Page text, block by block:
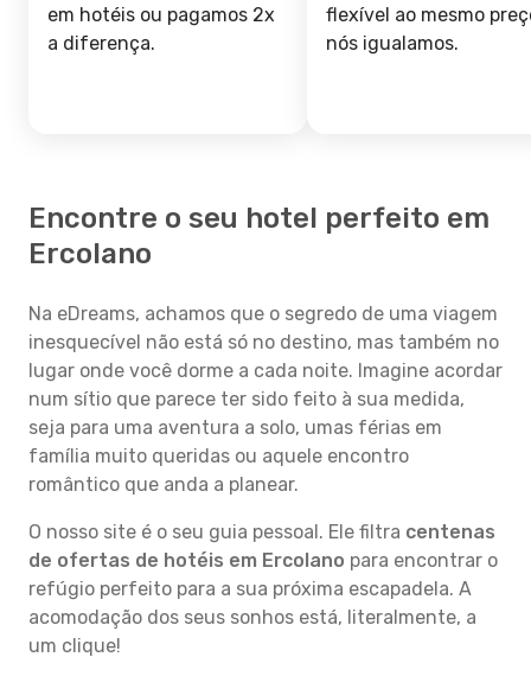
em hotéis ou pagamos 2x
a diferença.
flexível ao mesmo
nós igualamos.
Encontre o seu hotel perfeito em
Ercolano
Na eDreams, achamos que o segredo de uma viagem
inesquecível não está só no destino, mas também no
lugar onde você dorme a cada noite. Imagine acordar
num sítio que parece ter sido feito à sua medida,
seja para uma aventura a solo, umas férias em
família muito queridas ou aquele encontro
romântico que anda a planear.
O nosso site é o seu guia pessoal. Ele filtra centenas
de ofertas de hotéis em Ercolano para encontrar o
refúgio perfeito para a sua próxima escapadela. A
acomodação dos seus sonhos está, literalmente, a
um clique!